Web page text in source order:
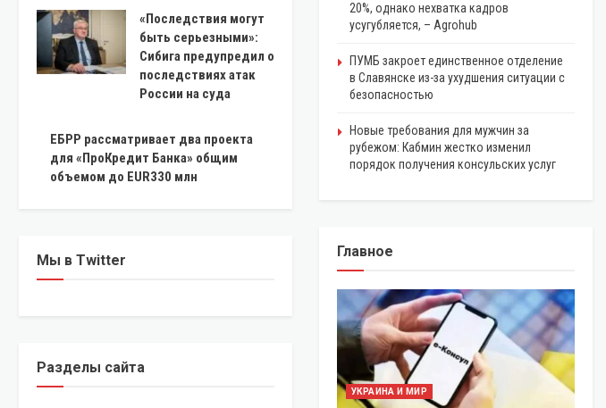
«Последствия могут
быть серьезными»:
Сибига предупредил о
последствиях атак
России на суда
ЕБРР рассматривает два проекта
для «ПроКредит Банка» общим
объемом до EUR330 млн
Мы в Twitter
Разделы сайта
20%, однако нехватка кадров
усугубляется, – Agrohub
ПУМБ закроет единственное отделение
в Славянске из-за ухудшения ситуации с
безопасностью
Новые требования для мужчин за
рубежом: Кабмин жестко изменил
порядок получения консульских услуг
Главное
УКРАИНА И МИР